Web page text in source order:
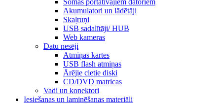
Somas portatīvajiem datoriem
Akumulatori un lādētāji
Skaļruņi
USB sadalītāji/ HUB
Web kameras
Datu nesēji
Atmiņas kartes
USB flash atmiņas
Ārējie cietie diski
CD/DVD matricas
Vadi un konektori
Iesiešanas un laminēšanas materiāli